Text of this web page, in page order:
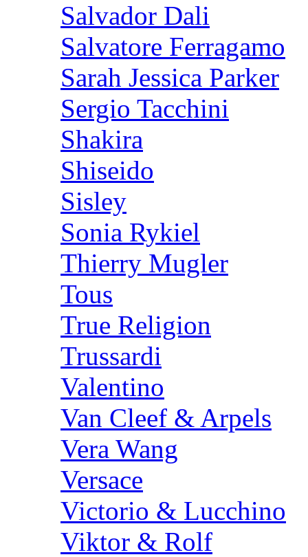
Salvador Dali
Salvatore Ferragamo
Sarah Jessica Parker
Sergio Tacchini
Shakira
Shiseido
Sisley
Sonia Rykiel
Thierry Mugler
Tous
True Religion
Trussardi
Valentino
Van Cleef & Arpels
Vera Wang
Versace
Victorio & Lucchino
Viktor & Rolf